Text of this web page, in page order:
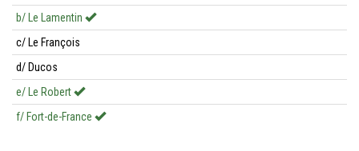
b/ Le Lamentin
c/ Le François
d/ Ducos
e/ Le Robert
f/ Fort-de-France